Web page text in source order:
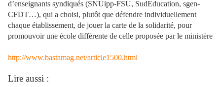
d’enseignants syndiqués (SNUipp-FSU, SudEducation, sgen-
CFDT…), qui a choisi, plutôt que défendre individuellement
chaque établissement, de jouer la carte de la solidarité, pour
promouvoir une école différente de celle proposée par le ministère
http://www.bastamag.net/article1500.html
Lire aussi :